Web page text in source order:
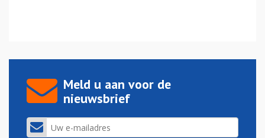
Meld u aan voor de
nieuwsbrief